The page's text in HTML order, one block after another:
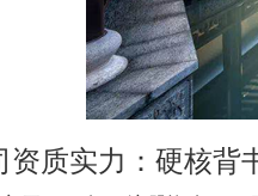
资质实力：硬核背